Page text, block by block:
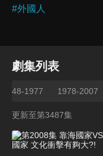
#外國人
劇集列表
1948-1977 1978-2007
更新至第3487集